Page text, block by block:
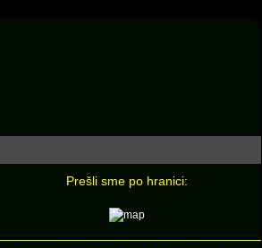
Prešli sme po hranici: